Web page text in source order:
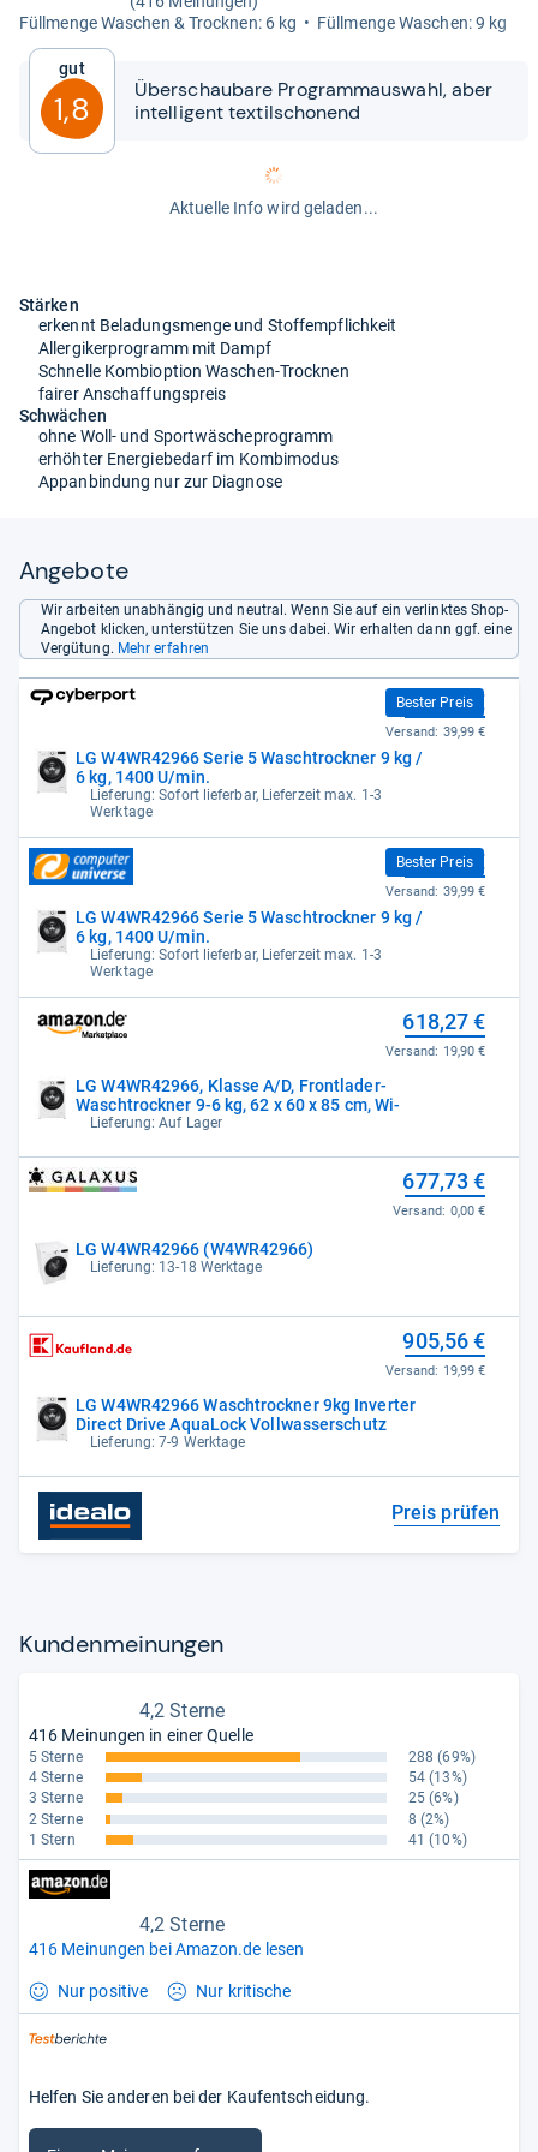
Füll­menge Waschen & Trock­nen: 6 kg
Füll­menge Waschen: 9 kg
Gut
1,8
Über­schau­bare Pro­gram­m­aus­wahl, aber
intel­li­gent tex­til­scho­nend
Aktuelle Info wird geladen...
Stärken
erkennt Beladungsmenge und Stoffempflichkeit
Allergikerprogramm mit Dampf
Schnelle Kombioption Waschen-Trocknen
fairer Anschaffungspreis
Schwächen
ohne Woll- und Sportwäscheprogramm
erhöhter Energiebedarf im Kombimodus
Appanbindung nur zur Diagnose
Angebote
Wir arbeiten unabhängig und neutral. Wenn Sie auf ein verlinktes Shop-
Angebot klicken, unterstützen Sie uns dabei. Wir erhalten dann ggf. eine
Vergütung. Mehr erfahren
LG W4WR42966 Serie 5 Waschtrockner 9 kg /
6 kg, 1400 U/min.
Lieferung: Sofort lieferbar, Lieferzeit max. 1-3
Werktage
Bester Preis
578,28 €
Versand: 39,99 €
LG W4WR42966 Serie 5 Waschtrockner 9 kg /
6 kg, 1400 U/min.
Lieferung: Sofort lieferbar, Lieferzeit max. 1-3
Werktage
Bester Preis
578,28 €
Versand: 39,99 €
LG W4WR42966, Klasse A/D, Frontlader-
Waschtrockner 9-6 kg, 62 x 60 x 85 cm, Wi-
Lieferung: Auf Lager
618,27 €
Versand: 19,90 €
LG W4WR42966 (W4WR42966)
Lieferung: 13-18 Werktage
677,73 €
Versand: 0,00 €
LG W4WR42966 Waschtrockner 9kg Inverter
Direct Drive AquaLock Vollwasserschutz
Lieferung: 7-9 Werktage
905,56 €
Versand: 19,99 €
Preis prüfen
Kun­den­mei­nun­gen
4,2 Sterne
416 Meinungen in einer Quelle
5 Sterne 288 (69%)
4 Sterne
54 (13%)
3 Sterne
25 (6%)
2 Sterne
8 (2%)
1 Stern
41 (10%)
4,2 Sterne
416 Meinungen bei Amazon.de lesen
Nur positive Nur kritische
Helfen Sie anderen bei der Kaufentscheidung.